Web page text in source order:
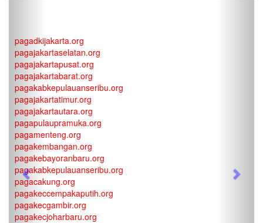
pagadkijakarta.org
pagajakartaselatan.org
pagajakartapusat.org
pagajakartabarat.org
pagakabkepulauanseribu.org
pagajakartatimur.org
pagajakartautara.org
pagapulaupramuka.org
pagamenteng.org
pagakembangan.org
pagakebayoranbaru.org
pagakabkepulauanseribu.org
pagacakung.org
pagakeccempakaputih.org
pagakecgambir.org
pagakecjoharbaru.org
Previous Next